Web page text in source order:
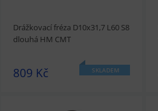
Drážkovací fréza D10x31,7 L60 S8
dlouhá HM CMT
809 Kč SKLADEM